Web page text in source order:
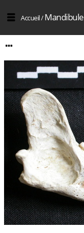
Accueil/Mandibule